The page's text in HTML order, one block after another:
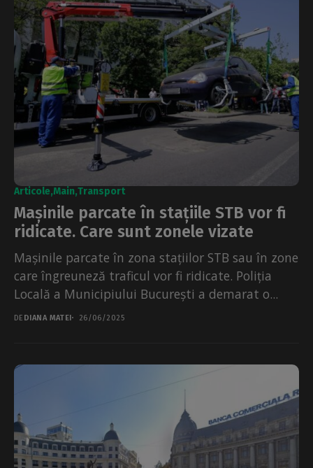
Articole Main Transport
Mașinile parcate în stațiile STB vor fi
ridicate. Care sunt zonele vizate
Mașinile parcate în zona stațiilor STB sau în zone
care îngreuneză traficul vor fi ridicate. Poliția
Locală a Municipiului București a demarat o...
DE DIANA MATEI 26/06/2025